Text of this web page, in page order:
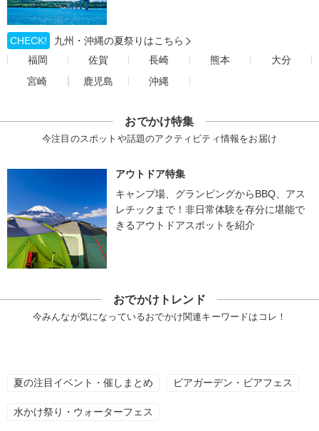
CHECK!
九州・沖縄の夏祭りはこちら
福岡
佐賀 長崎 熊本
大分
宮崎
鹿児島 沖縄
おでかけ特集
今注目のスポットや話題のアクティビティ情報をお届け
アウトドア特集
キャンプ場、グランピングからBBQ、アス
レチックまで！非日常体験を存分に堪能で
きるアウトドアスポットを紹介
おでかけトレンド
今みんなが気になっているおでかけ関連キーワードはコレ！
夏の注目イベント・催しまとめ ビアガーデン・ビアフェス
水かけ祭り・ウォーターフェス